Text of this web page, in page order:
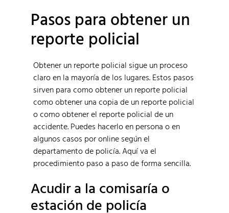
Pasos para obtener un
reporte policial
Obtener un reporte policial sigue un proceso
claro en la mayoría de los lugares. Estos pasos
sirven para como obtener un reporte policial
como obtener una copia de un reporte policial
o como obtener el reporte policial de un
accidente. Puedes hacerlo en persona o en
algunos casos por online según el
departamento de policía. Aquí va el
procedimiento paso a paso de forma sencilla.
Acudir a la comisaría o
estación de policía